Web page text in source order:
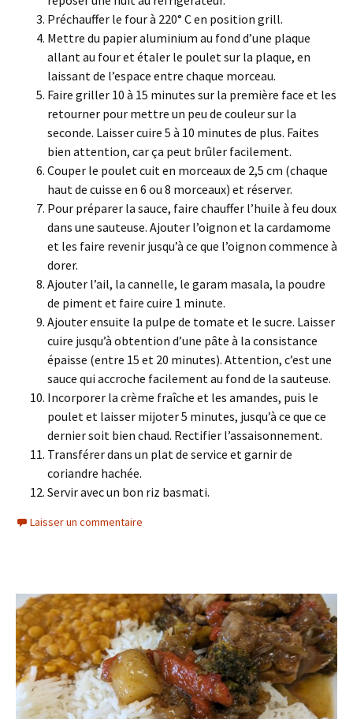
Préchauffer le four à 220° C en position grill.
Mettre du papier aluminium au fond d’une plaque
allant au four et étaler le poulet sur la plaque, en
laissant de l’espace entre chaque morceau.
Faire griller 10 à 15 minutes sur la première face et les
retourner pour mettre un peu de couleur sur la
seconde. Laisser cuire 5 à 10 minutes de plus. Faites
bien attention, car ça peut brûler facilement.
Couper le poulet cuit en morceaux de 2,5 cm (chaque
haut de cuisse en 6 ou 8 morceaux) et réserver.
Pour préparer la sauce, faire chauffer l’huile à feu doux
dans une sauteuse. Ajouter l’oignon et la cardamome
et les faire revenir jusqu’à ce que l’oignon commence à
dorer.
Ajouter l’ail, la cannelle, le garam masala, la poudre
de piment et faire cuire 1 minute.
Ajouter ensuite la pulpe de tomate et le sucre. Laisser
cuire jusqu’à obtention d’une pâte à la consistance
épaisse (entre 15 et 20 minutes). Attention, c’est une
sauce qui accroche facilement au fond de la sauteuse.
Incorporer la crème fraîche et les amandes, puis le
poulet et laisser mijoter 5 minutes, jusqu’à ce que ce
dernier soit bien chaud. Rectifier l’assaisonnement.
Transférer dans un plat de service et garnir de
coriandre hachée.
Servir avec un bon riz basmati.
Laisser un commentaire